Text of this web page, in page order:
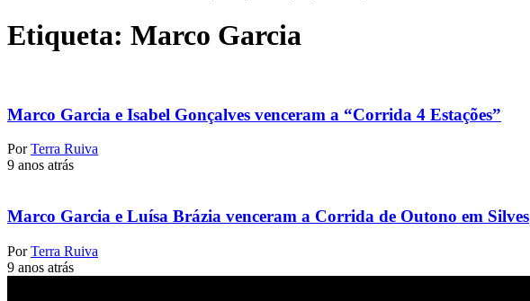
Etiqueta: Marco Garcia
Marco Garcia e Isabel Gonçalves venceram a “Corrida 4 Estações”
Por Terra Ruiva
9 anos atrás
Marco Garcia e Luísa Brázia venceram a Corrida de Outono em Silves
Por Terra Ruiva
9 anos atrás